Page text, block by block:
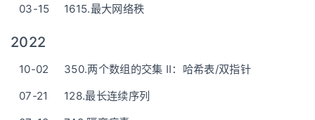
03-15
1615.最大网络秩
2022
10-02
350.两个数组的交集 II：哈希表/双指针
07-21
128.最长连续序列